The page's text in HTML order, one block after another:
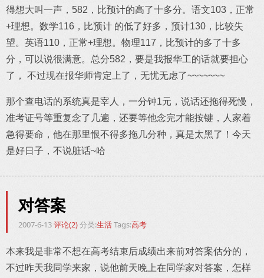
得想大叫一声，582，比预计的高了十多分。语文103，正常
+理想。数学116，比预计 的低了好多，预计130，比较失
望。英语110，正常+理想。物理117，比预计的多了十多
分，可以说很满意。总分582，要是我报华工的话就要担心
了， 不过现在报华师肯定上了，无忧无虑了~~~~~~~
那个查电话的系统真是宰人，一分钟1元，说话还拖得死慢，
准考证号等重复念了几遍，还要等他念完才能按键，人家着
急得要命，他在那里恨不得多拖几分种，真是太黑了！今天
是好日子，不说脏话~哈
对答案
2007-6-13评论(2)分类:生活Tags:高考
本来我是非常不想在高考结束后成绩出来前对答案估分的，
不过昨天我同学来家，说他前天晚上在同学家对答案，怎样